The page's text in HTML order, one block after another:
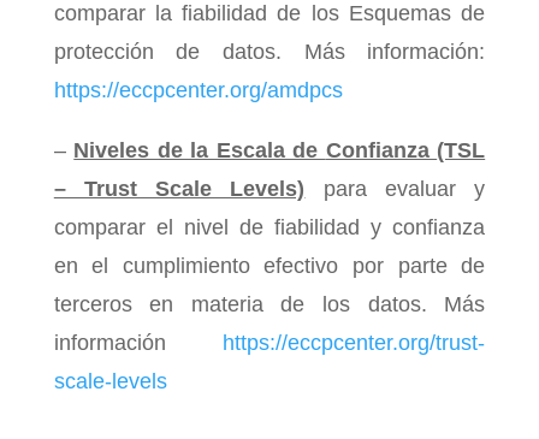
comparar la fiabilidad de los Esquemas de
protección de datos. Más información:
https://eccpcenter.org/amdpcs
– Niveles de la Escala de Confianza (TSL
– Trust Scale Levels) para evaluar y
comparar el nivel de fiabilidad y confianza
en el cumplimiento efectivo por parte de
terceros en materia de los datos. Más
información https://eccpcenter.org/trust-
scale-levels